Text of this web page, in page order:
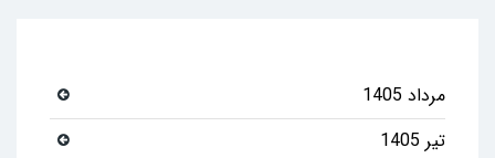
مرداد 1405
تیر 1405